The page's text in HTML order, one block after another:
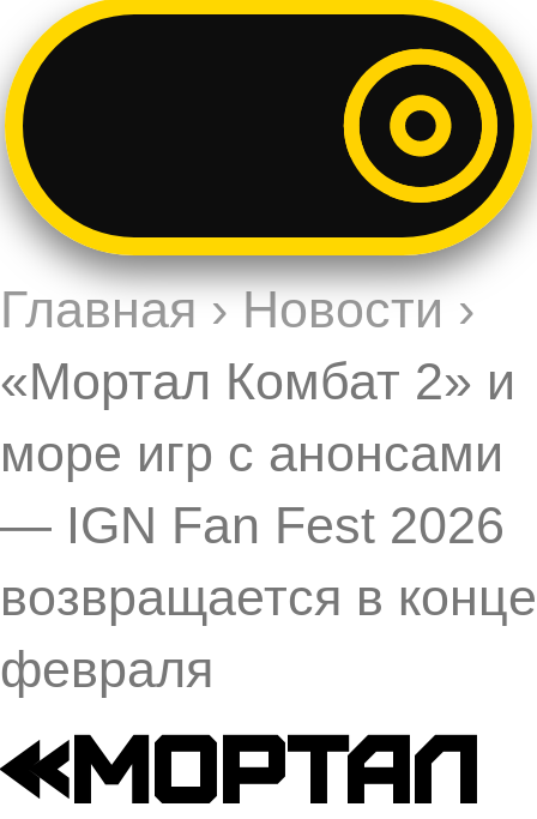
Главная›Новости ›
«Мортал Комбат 2» и
море игр с анонсами
— IGN Fan Fest 2026
возвращается в конце
февраля
«Мортал